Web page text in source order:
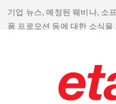
기업 뉴스, 예정된 웨비나, 소
품 프로모션 등에 대한 소식
이용 약관 | 개인